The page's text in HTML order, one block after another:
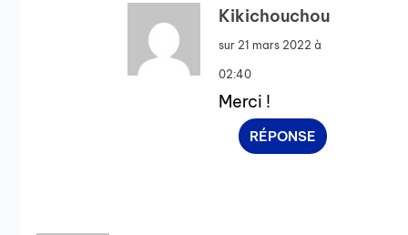
Kikichouchou
sur 21 mars 2022 à
02:40
Merci !
RÉPONSE